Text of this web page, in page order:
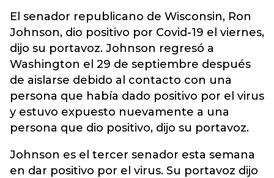
El senador republicano de Wisconsin, Ron
Johnson, dio positivo por Covid-19 el viernes,
dijo su portavoz. Johnson regresó a
Washington el 29 de septiembre después
de aislarse debido al contacto con una
persona que había dado positivo por el virus
y estuvo expuesto nuevamente a una
persona que dio positivo, dijo su portavoz.
Johnson es el tercer senador esta semana
en dar positivo por el virus. Su portavoz dijo